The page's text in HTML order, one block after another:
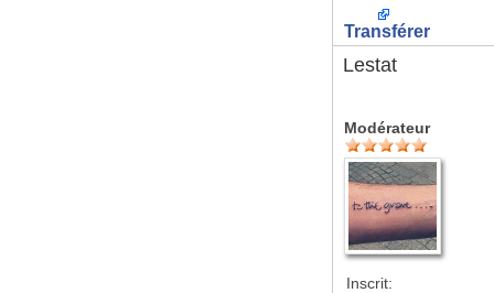
Transférer
Lestat
Modérateur
Inscrit: